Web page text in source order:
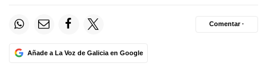
Añade a La Voz de Galicia en Google
Comentar ·